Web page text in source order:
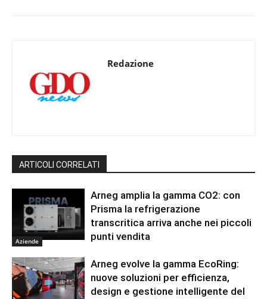
Redazione
ARTICOLI CORRELATI
Aziende
Arneg amplia la gamma CO2: con
Prisma la refrigerazione
transcritica arriva anche nei piccoli
punti vendita
Arneg evolve la gamma EcoRing:
nuove soluzioni per efficienza,
design e gestione intelligente del